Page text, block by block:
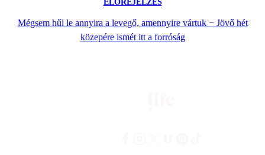
ELŐREJELZÉS
Mégsem hűl le annyira a levegő, amennyire vártuk − Jövő hét
közepére ismét itt a forróság